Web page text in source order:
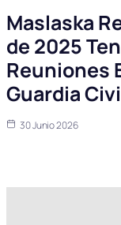
Maslaska
de 2025
Reuniones
Guardia
30 Junio 2026